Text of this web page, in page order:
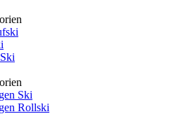
Ski
Rollski